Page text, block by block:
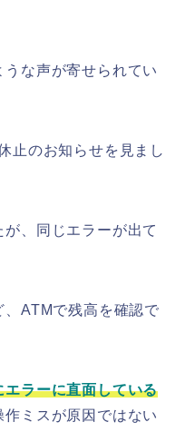
な声が寄せられてい
止のお知らせを見まし
が、同じエラーが出て
、ATMで残高を確認で
エラーに直面している
ミスが原因ではない